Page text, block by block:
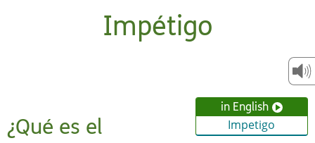
Impétigo
in English
Impetigo
¿Qué es el